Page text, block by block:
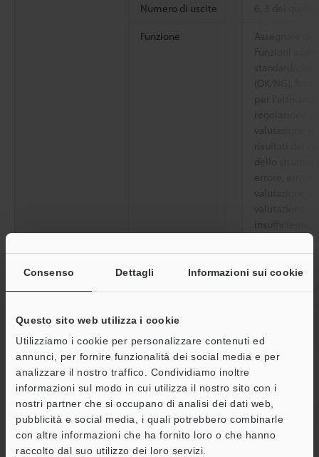
Consenso Dettagli Informazioni sui cookie
Questo sito web utilizza i cookie
Utilizziamo i cookie per personalizzare contenuti ed
annunci, per fornire funzionalità dei social media e per
analizzare il nostro traffico. Condividiamo inoltre
informazioni sul modo in cui utilizza il nostro sito con i
nostri partner che si occupano di analisi dei dati web,
pubblicità e social media, i quali potrebbero combinarle
con altre informazioni che ha fornito loro o che hanno
raccolto dal suo utilizzo dei loro servizi.
Numero di uscite 6, 3 dei quali
Funzione
Assegnare
Funzioni
standard/
(OK/NG),
per
regolazione
valutazione
risultati del
dello
errore, errore
valutazione
valutazione
insufficiente,
uscita
Funzioni
AI di
Alimentazione / I/O Connettore
PoE Classe di
Ethernet Standard 1000BASE-T/